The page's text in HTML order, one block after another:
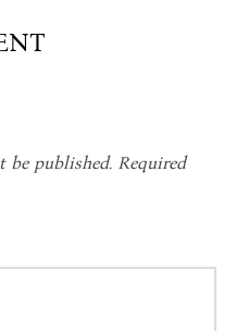
be published. Required